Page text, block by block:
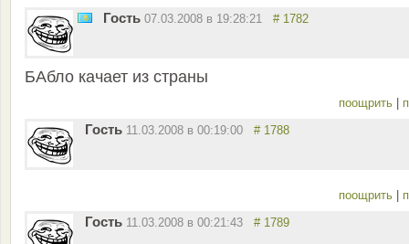
Гость 07.03.2008 в 19:28:21 # 1782
БАбло качает из страны
поощрить
Гость 11.03.2008 в 00:19:00 # 1788
поощрить
Гость 11.03.2008 в 00:21:43 # 1789